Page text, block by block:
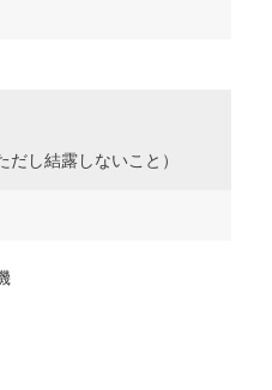
し結露しないこと）